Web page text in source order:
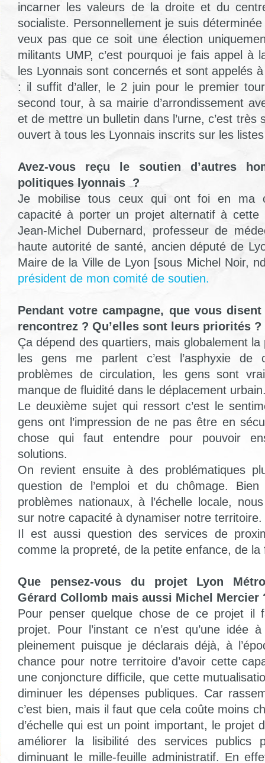
incarner les valeurs de la droite et du
socialiste. Personnellement je suis
veux pas que ce soit une élection
militants UMP, c’est pourquoi je fais appel à
les Lyonnais sont concernés et sont appelés
: il suffit d’aller, le 2 juin pour le premier
second tour, à sa mairie d’arrondissement
et de mettre un bulletin dans l’urne, c’est très
ouvert à tous les Lyonnais inscrits sur les
Avez-vous reçu le soutien d’autres
politiques lyonnais ?
Je mobilise tous ceux qui ont foi en ma
capacité à porter un projet alternatif à cette
Jean-Michel Dubernard, professeur de
haute autorité de santé, ancien député de
Maire de la Ville de Lyon [sous Michel Noir,
président de mon comité de soutien.
Pendant votre campagne, que vous
rencontrez ? Qu’elles sont leurs priorités ?
Ça dépend des quartiers, mais globalement
les gens me parlent c’est l’asphyxie
problèmes de circulation, les gens sont
manque de fluidité dans le déplacement
Le deuxième sujet qui ressort c’est le
gens ont l’impression de ne pas être en
chose qui faut entendre pour pouvoir
solutions.
On revient ensuite à des problématiques
question de l’emploi et du chômage.
problèmes nationaux, à l’échelle locale,
sur notre capacité à dynamiser notre territoire.
Il est aussi question des services de
comme la propreté, de la petite enfance, de la
Que pensez-vous du projet Lyon
Gérard Collomb mais aussi Michel Mercier
Pour penser quelque chose de ce projet il
projet. Pour l’instant ce n’est qu’une idée
pleinement puisque je déclarais déjà, à
chance pour notre territoire d’avoir cette
une conjoncture difficile, que cette
diminuer les dépenses publiques. Car
c’est bien, mais il faut que cela coûte moins
d’échelle qui est un point important, le projet
améliorer la lisibilité des services publics
diminuant le mille-feuille administratif. En